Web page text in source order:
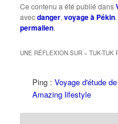
Ce contenu a été publié dans
avecdanger,voyage à Pékin
permalien.
UNE RÉFLEXION SUR «TUK-TUK
Ping :Voyage d'étude
Amazing lifestyle